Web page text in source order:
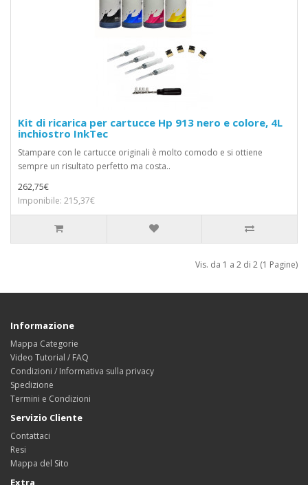
Kit di ricarica per cartucce Hp 913 nero e colore, 4L
inchiostro InkTec
Stampare con le cartucce originali è molto comodo e si ottiene
sempre un risultato perfetto ma costa..
262,75€
Imponibile: 215,37€
Vis. da 1 a 2 di 2 (1 Pagine)
Informazione
Mappa Categorie
Video Tutorial / FAQ
Condizioni / Informativa sulla privacy
Spedizione
Termini e Condizioni
Servizio Cliente
Contattaci
Resi
Mappa del Sito
Extra